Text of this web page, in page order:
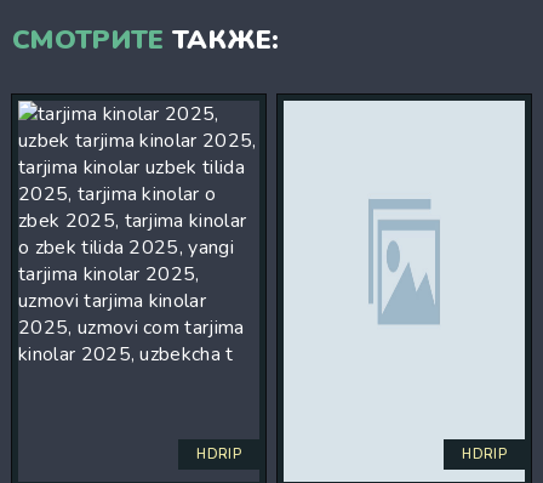
СМОТРИТЕ ТАКЖЕ:
HDRIP HDRIP